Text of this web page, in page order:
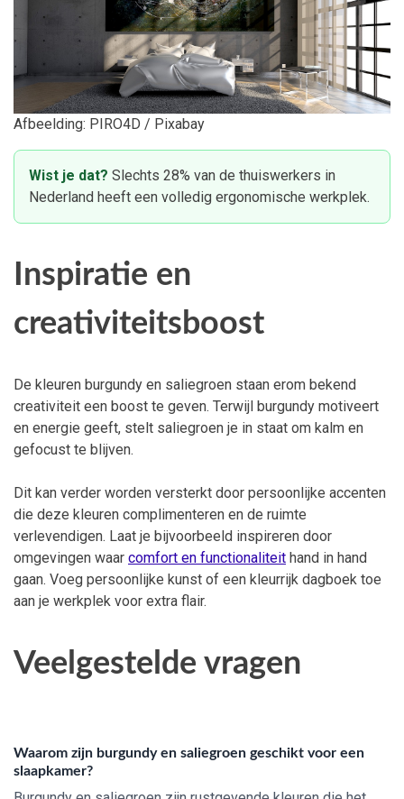
Afbeelding: PIRO4D / Pixabay
Wist je dat? Slechts 28% van de thuiswerkers in
Nederland heeft een volledig ergonomische werkplek.
Inspiratie en
creativiteitsboost
De kleuren burgundy en saliegroen staan erom bekend
creativiteit een boost te geven. Terwijl burgundy motiveert
en energie geeft, stelt saliegroen je in staat om kalm en
gefocust te blijven.
Dit kan verder worden versterkt door persoonlijke accenten
die deze kleuren complimenteren en de ruimte
verlevendigen. Laat je bijvoorbeeld inspireren door
omgevingen waar comfort en functionaliteit hand in hand
gaan. Voeg persoonlijke kunst of een kleurrijk dagboek toe
aan je werkplek voor extra flair.
Veelgestelde vragen
Waarom zijn burgundy en saliegroen geschikt voor een
slaapkamer?